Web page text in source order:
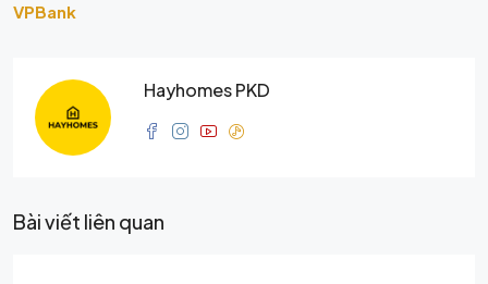
VPBank
Hayhomes PKD
Bài viết liên quan